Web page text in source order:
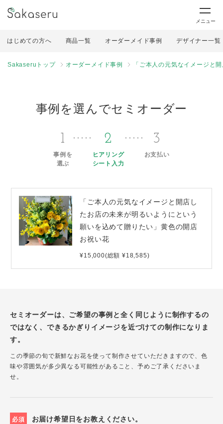
メニュー
はじめての方へ 商品一覧 オーダーメイド事例 デザイナー一覧
Sakaseruトップ オーダーメイド事例 「ご本人の元気なイメージと
事例を選んでセミオーダー
1
事例を
選ぶ
2
ヒアリング
シート入力
3
お支払い
「ご本人の元気なイメージと開店し
たお店の未来が明るいようにという
願いを込めて贈りたい」黄色の開店
お祝い花
¥15,000(総額 ¥18,585)
セミオーダーは、ご希望の事例と全く同じように制作するの
ではなく、できるかぎりイメージを近づけての制作になりま
す。
この季節の旬で新鮮なお花を使って制作させていただきますので、色
味や雰囲気が多少異なる可能性があること、予めご了承くださいま
せ。
必須 お届け希望日をお教えください。